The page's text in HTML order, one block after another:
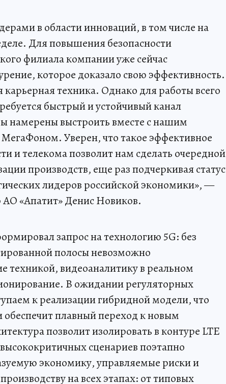
в области инноваций, в том числе на
Для повышения безопасности
филиала компании уже сейчас
которое доказало свою эффективность.
техника. Однако для работы всего
быстрый и устойчивый канал
намерены выстроить вместе с нашим
Уверен, что такое эффективное
и телекома позволит нам сделать очередной
производств, еще раз подчеркивая статус
лидеров российской экономики», —
«Апатит» Денис Новиков.
запрос на технологию 5G: без
полосы невозможно
техникой, видеоаналитику в реальном
В ожидании регуляторных
к реализации гибридной модели, что
плавный переход к новым
позволит изолировать в контуре LTE
сценариев поэтапно
экономику, управляемые риски и
на всех этапах: от типовых